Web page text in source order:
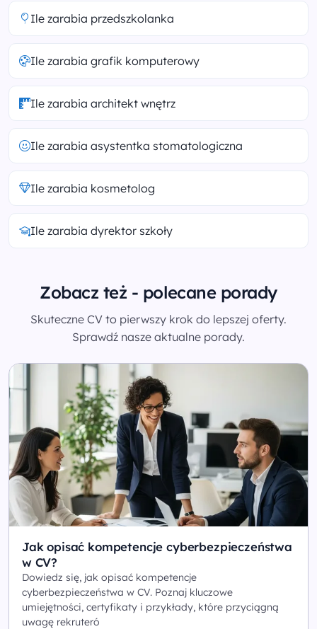
Ile zarabia przedszkolanka
Ile zarabia grafik komputerowy
Ile zarabia architekt wnętrz
Ile zarabia asystentka stomatologiczna
Ile zarabia kosmetolog
Ile zarabia dyrektor szkoły
Zobacz też - polecane porady
Skuteczne CV to pierwszy krok do lepszej oferty.
Sprawdź nasze aktualne porady.
Jak opisać kompetencje cyberbezpieczeństwa
w CV?
Dowiedz się, jak opisać kompetencje
cyberbezpieczeństwa w CV. Poznaj kluczowe
umiejętności, certyfikaty i przykłady, które przyciągną
uwagę rekruteró